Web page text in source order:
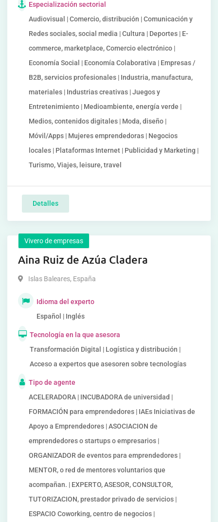
Especialización sectorial
Audiovisual | Comercio, distribución | Comunicación y
Redes sociales, social media | Cultura | Deportes | E-
commerce, marketplace, Comercio electrónico |
Economía Social | Economía Colaborativa | Empresas /
B2B, servicios profesionales | Industria, manufactura,
materiales | Industrias creativas | Juegos y
Entretenimiento | Medioambiente, energía verde |
Medios, contenidos digitales | Moda, diseño |
Móvil/Apps | Mujeres emprendedoras | Negocios
locales | Plataformas Internet | Publicidad y Marketing |
Turismo, Viajes, leisure, travel
Detalles
Vivero de empresas
Aina Ruiz de Azúa Cladera
Islas Baleares, España
Idioma del experto
Español | Inglés
Tecnología en la que asesora
Transformación Digital | Logística y distribución |
Acceso a expertos que asesoren sobre tecnologías
Tipo de agente
ACELERADORA | INCUBADORA de universidad |
FORMACIÓN para emprendedores | IAEs Iniciativas de
Apoyo a Emprendedores | ASOCIACION de
emprendedores o startups o empresarios |
ORGANIZADOR de eventos para emprendedores |
MENTOR, o red de mentores voluntarios que
acompañan. | EXPERTO, ASESOR, CONSULTOR,
TUTORIZACION, prestador privado de servicios |
ESPACIO Coworking, centro de negocios |